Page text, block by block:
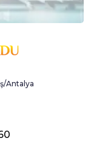
Bahçe Bakımı
Antalya